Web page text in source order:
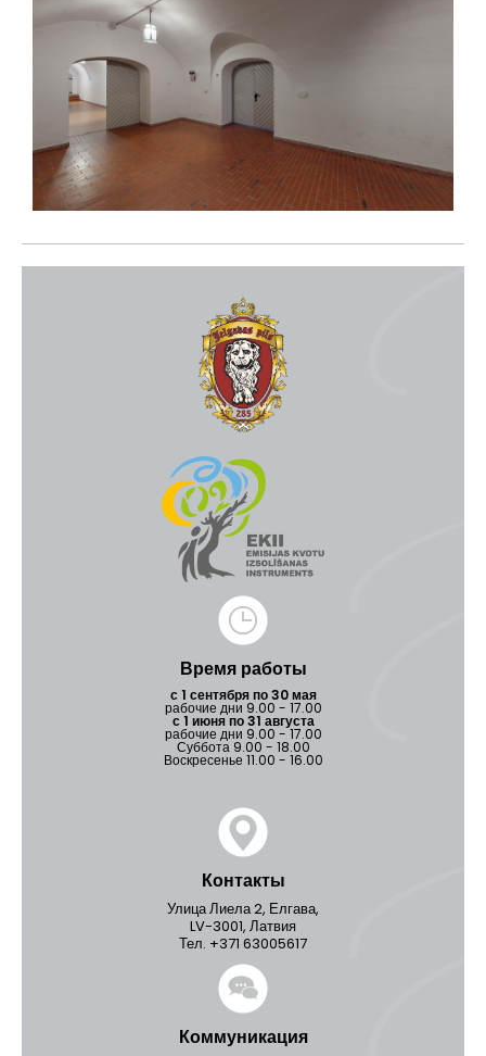
Время работы
с 1 сентября по 30 мая
рабочие дни 9.00 - 17.00
с 1 июня по 31 августа
рабочие дни 9.00 - 17.00
Суббота 9.00 - 18.00
Воскресенье 11.00 - 16.00
Контакты
Улица Лиела 2, Елгава,
LV-3001, Латвия
Тел. +371 63005617
Коммуникация